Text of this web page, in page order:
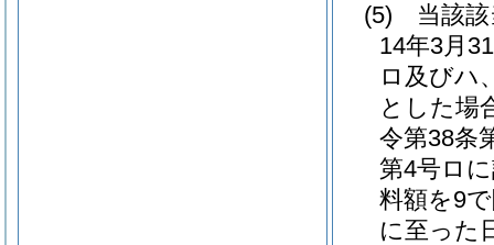
(5)
当該
14年3月
ロ及びハ
とした場
令第38条
第4号ロ
料額を9
に至った